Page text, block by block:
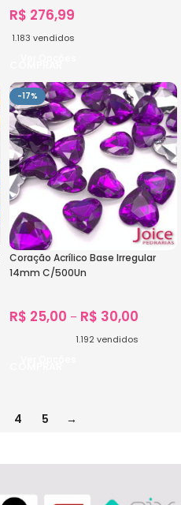
R$ 276,99
1.183 vendidos
-17%
Coração Acrílico Base Irregular
14mm C/500Un
R$ 25,00 – R$ 30,00
1.192 vendidos
4 5 →